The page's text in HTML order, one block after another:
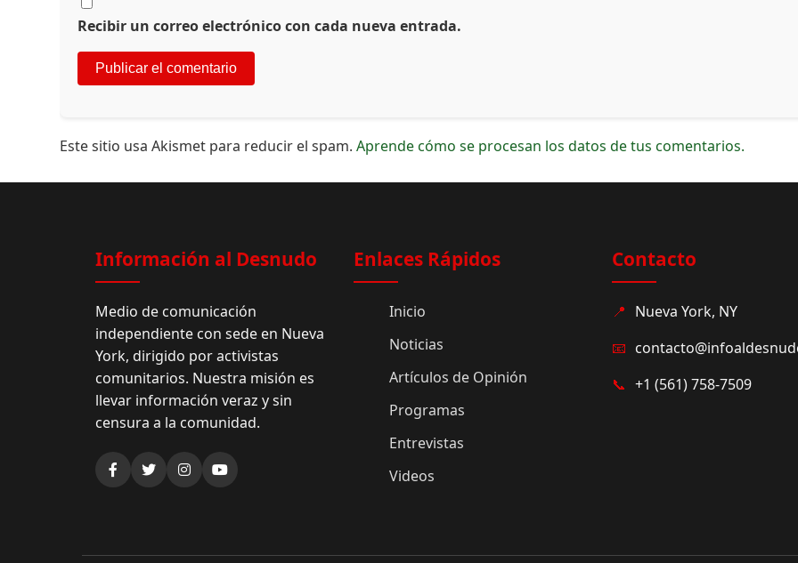
Recibir un correo electrónico con cada nueva entrada.
Este sitio usa Akismet para reducir el spam.Aprende cómo se procesan los datos de tus comentarios.
Información al Desnudo
Medio de comunicación
independiente con sede en Nueva
York, dirigido por activistas
comunitarios. Nuestra misión es
llevar información veraz y sin
censura a la comunidad.
Enlaces Rápidos
Inicio
Noticias
Artículos de Opinión
Programas
Entrevistas
Videos
Contacto
📍 Nueva York, NY
📧
📞 +1 (561) 758-7509